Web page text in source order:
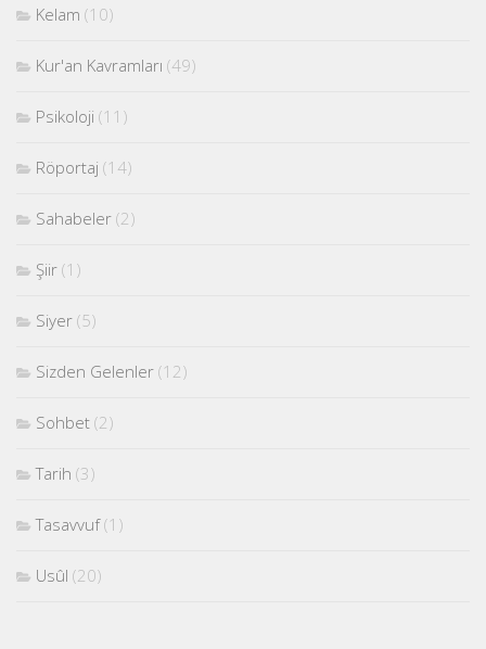
Kelam (10)
Kur'an Kavramları (49)
Psikoloji (11)
Röportaj (14)
Sahabeler (2)
Şiir (1)
Siyer (5)
Sizden Gelenler (12)
Sohbet (2)
Tarih (3)
Tasavvuf(1)
Usûl (20)